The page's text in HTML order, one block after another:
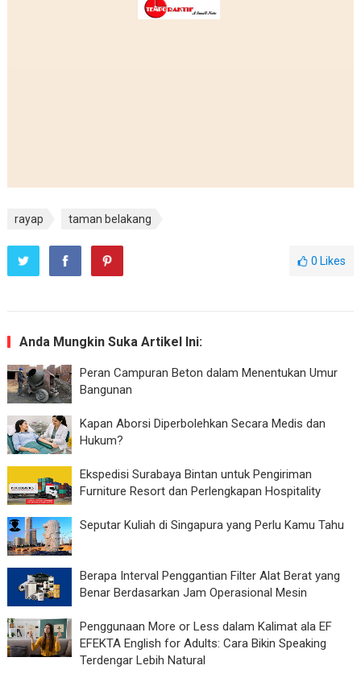
rayap taman belakang
0 Likes
Anda Mungkin Suka Artikel Ini:
Peran Campuran Beton dalam Menentukan Umur
Bangunan
Kapan Aborsi Diperbolehkan Secara Medis dan
Hukum?
Ekspedisi Surabaya Bintan untuk Pengiriman
Furniture Resort dan Perlengkapan Hospitality
Seputar Kuliah di Singapura yang Perlu Kamu Tahu
Berapa Interval Penggantian Filter Alat Berat yang
Benar Berdasarkan Jam Operasional Mesin
Penggunaan More or Less dalam Kalimat ala EF
EFEKTA English for Adults: Cara Bikin Speaking
Terdengar Lebih Natural